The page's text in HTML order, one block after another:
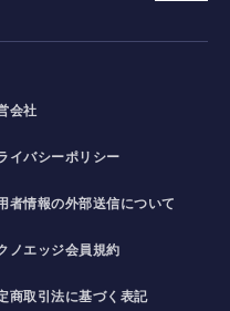
会社
イバシーポリシー
者情報の外部送信について
ノエッジ会員規約
商取引法に基づく表記